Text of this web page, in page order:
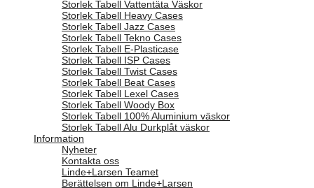
Storlek Tabell Vattentäta Väskor
Storlek Tabell Heavy Cases
Storlek Tabell Jazz Cases
Storlek Tabell Tekno Cases
Storlek Tabell E-Plasticase
Storlek Tabell ISP Cases
Storlek Tabell Twist Cases
Storlek Tabell Beat Cases
Storlek Tabell Lexel Cases
Storlek Tabell Woody Box
Storlek Tabell 100% Aluminium väskor
Storlek Tabell Alu Durkplåt väskor
Information
Nyheter
Kontakta oss
Linde+Larsen Teamet
Berättelsen om Linde+Larsen